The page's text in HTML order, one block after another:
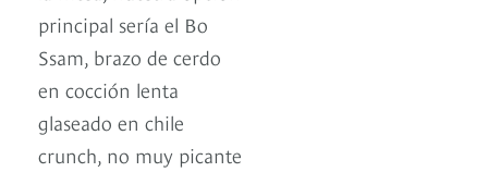
principal sería el Bo
Ssam, brazo de cerdo
en cocción lenta
glaseado en chile
crunch, no muy picante